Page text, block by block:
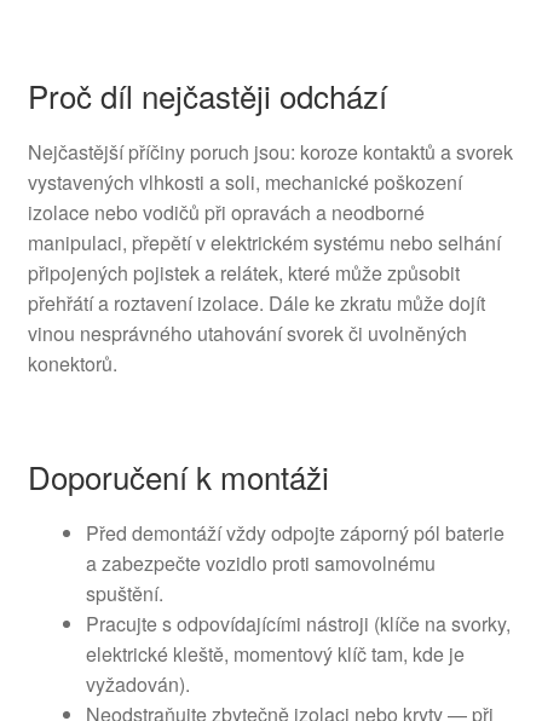
Proč díl nejčastěji odchází
Nejčastější příčiny poruch jsou: koroze kontaktů a svorek
vystavených vlhkosti a soli, mechanické poškození
izolace nebo vodičů při opravách a neodborné
manipulaci, přepětí v elektrickém systému nebo selhání
připojených pojistek a relátek, které může způsobit
přehřátí a roztavení izolace. Dále ke zkratu může dojít
vinou nesprávného utahování svorek či uvolněných
konektorů.
Doporučení k montáži
Před demontáží vždy odpojte záporný pól baterie
a zabezpečte vozidlo proti samovolnému
spuštění.
Pracujte s odpovídajícími nástroji (klíče na svorky,
elektrické kleště, momentový klíč tam, kde je
vyžadován).
Neodstraňujte zbytečně izolaci nebo kryty — při